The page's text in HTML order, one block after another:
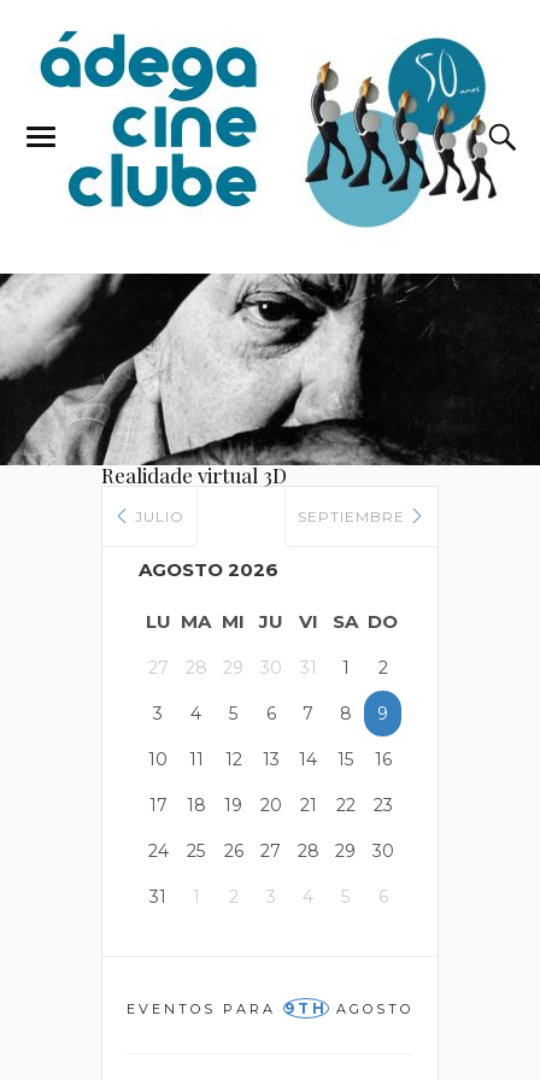
Realidade virtual 3D
JULIO
AGOSTO 2026
SEPTIEMBRE
LU MA MI JU VI SA DO
27 28 29 30 31 1 2
3 4 5 6 7 8 9
10 11 12 13 14 15 16
17 18 19 20 21 22 23
24 25 26 27 28 29 30
31 1 2 3 4 5 6
EVENTOS PARA 9TH AGOSTO